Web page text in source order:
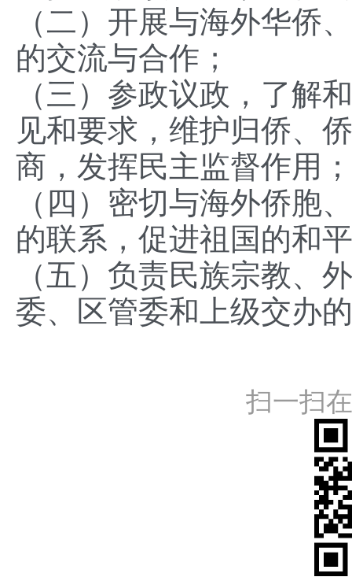
（二）开展与海外华侨
的交流与合作；
（三）参政议政，了解
见和要求，维护归侨、
商，发挥民主监督作用；
（四）密切与海外侨胞
的联系，促进祖国的和
（五）负责民族宗教、
委、区管委和上级交办
扫一扫